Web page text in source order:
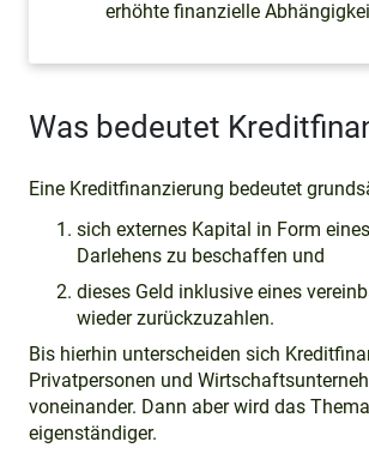
erhöhte finanzielle
Was bedeutet
Eine Kreditfinanzierung bedeutet
sich externes Kapital in Form
Darlehens zu beschaffen und
dieses Geld inklusive eines
wieder zurückzuzahlen.
Bis hierhin unterscheiden sich
Privatpersonen und
voneinander. Dann aber wird das
eigenständiger.